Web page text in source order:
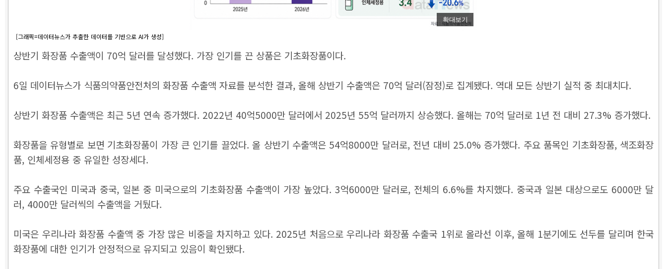
확대보기
[그래픽=데이터뉴스가 추출한 데이터를 기반으로 AI가 생성]
상반기 화장품 수출액이 70억 달러를 달성했다. 가장 인기를 끈 상품은 기초화장품이다.
6일 데이터뉴스가 식품의약품안전처의 화장품 수출액 자료를 분석한 결과, 올해 상반기 수출액은 70억 달러(잠정)로 집계됐다. 역대 모든 상반기 실적 중 최대치다.
상반기 화장품 수출액은 최근 5년 연속 증가했다. 2022년 40억5000만 달러에서 2025년 55억 달러까지 상승했다. 올해는 70억 달러로 1년 전 대비 27.3% 증가했다.
화장품을 유형별로 보면 기초화장품이 가장 큰 인기를 끌었다. 올 상반기 수출액은 54억8000만 달러로, 전년 대비 25.0% 증가했다. 주요 품목인 기초화장품, 색조화장
품, 인체세정용 중 유일한 성장세다.
주요 수출국인 미국과 중국, 일본 중 미국으로의 기초화장품 수출액이 가장 높았다. 3억6000만 달러로, 전체의 6.6%를 차지했다. 중국과 일본 대상으로도 6000만 달
러, 4000만 달러씩의 수출액을 거뒀다.
미국은 우리나라 화장품 수출액 중 가장 많은 비중을 차지하고 있다. 2025년 처음으로 우리나라 화장품 수출국 1위로 올라선 이후, 올해 1분기에도 선두를 달리며 한국
화장품에 대한 인기가 안정적으로 유지되고 있음이 확인됐다.